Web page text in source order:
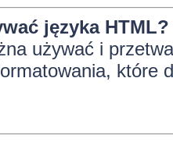
języka HTML?
używać i
które